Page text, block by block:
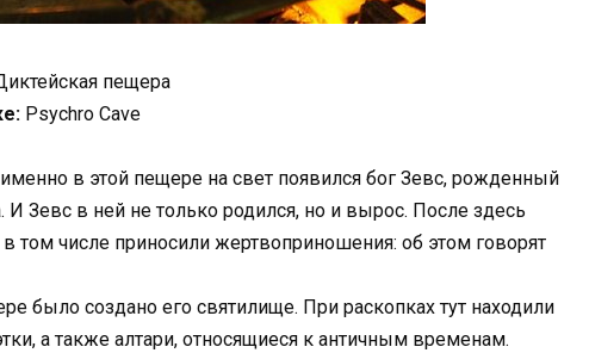
пещера
Psychro Cave
именно в этой пещере на свет появился бог Зевс, рожденный
И Зевс в ней не только родился, но и вырос. После здесь
том числе приносили жертвоприношения: об этом говорят
было создано его святилище. При раскопках тут находили
а также алтари, относящиеся к античным временам.